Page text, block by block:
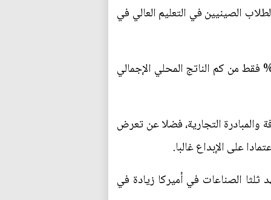
الصينيين في التعليم العالي في
الأميركيون أكثر إنتاجية من نظرائهم الصينيين. ففي المتوسط، يولد كل عامل صيني نحو 19% فقط من كم الناتج المحلي الإجمالي
وثقافة خوض المجازفة والمبادرة التجارية، فضلا عن تعرض
على الإبداع غالبا.
الأميركية لم تعد ديناميكية كما كانت ذات يوم. ففي الفترة من 1997 إلى 2012، شهد ثلثا الصناعات في أميركا زيادة في